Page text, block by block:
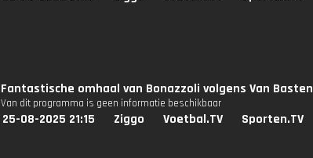
Fantastische omhaal van Bonazzoli volgens Van Basten
Van dit programma is geen informatie beschikbaar
25-08-2025 21:15 Ziggo Voetbal.TV Sporten.TV